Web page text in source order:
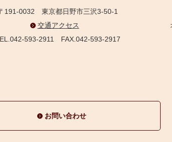
191-0032 東京都日野市三沢3-50-1
交通アクセス
593-2911 FAX.042-593-2917
お問い合わせ